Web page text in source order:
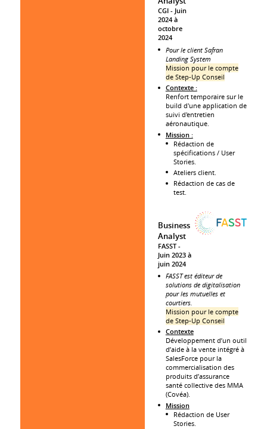
CGI
Juin
2024 à
octobre
2024
Pour le client Safran
Landing System
Mission pour le compte
de Step-Up Conseil
Contexte :
Renfort temporaire sur le
build d'une application de
suivi d'entretien
aéronautique.
Mission :
Rédaction de
spécifications / User
Stories.
Ateliers client.
Rédaction de cas de
test.
Business
Analyst
FASST
Juin 2023 à
juin 2024
FASST est éditeur de
solutions de digitalisation
pour les mutuelles et
courtiers.
Mission pour le compte
de Step-Up Conseil
Contexte
Développement d’un outil
d’aide à la vente intégré à
SalesForce pour la
commercialisation des
produits d’assurance
santé collective des MMA
(Covéa).
Mission
Rédaction de User
Stories.